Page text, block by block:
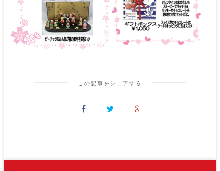
この記事をシェアする